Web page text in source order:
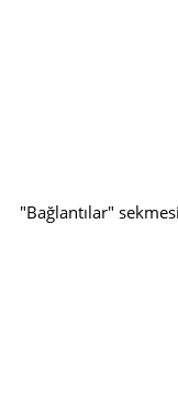
"Bağlantılar"